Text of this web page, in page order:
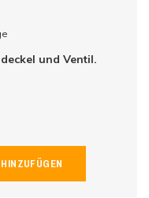
und Ventil.